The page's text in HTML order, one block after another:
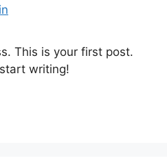
This is your first post.
writing!